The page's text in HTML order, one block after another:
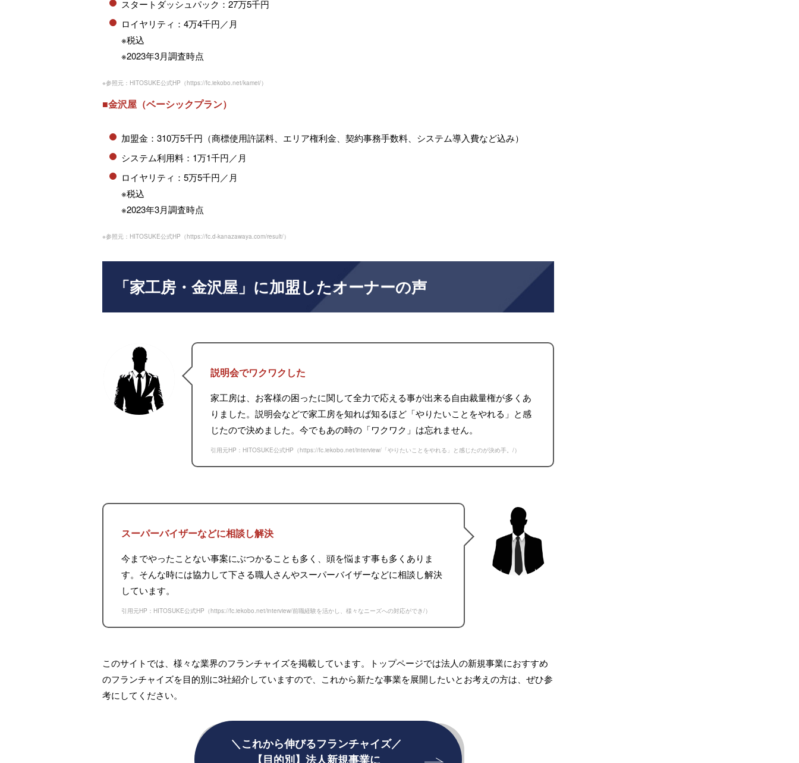
スタートダッシュパック：27万5千円
ロイヤリティ：4万4千円／月
※税込
※2023年3月調査時点
※参照元：HITOSUKE公式HP（https://fc.iekobo.net/kamei/）
■金沢屋（ベーシックプラン）
加盟金：310万5千円（商標使用許諾料、エリア権利金、契約事務手数料、システム導入費など込み）
システム利用料：1万1千円／月
ロイヤリティ：5万5千円／月
※税込
※2023年3月調査時点
※参照元：HITOSUKE公式HP（https://fc.d-kanazawaya.com/result/）
「家工房・金沢屋」に加盟したオーナーの声
説明会でワクワクした
家工房は、お客様の困ったに関して全力で応える事が出来る自由裁量権が多くあ
りました。説明会などで家工房を知れば知るほど「やりたいことをやれる」と感
じたので決めました。今でもあの時の「ワクワク」は忘れません。
引用元HP：HITOSUKE公式HP（https://fc.iekobo.net/interview/「やりたいことをやれる」と感じたのが決め手。/）
スーパーバイザーなどに相談し解決
今までやったことない事案にぶつかることも多く、頭を悩ます事も多くありま
す。そんな時には協力して下さる職人さんやスーパーバイザーなどに相談し解決
しています。
引用元HP：HITOSUKE公式HP（https://fc.iekobo.net/interview/前職経験を活かし、様々なニーズへの対応ができ/）
このサイトでは、様々な業界のフランチャイズを掲載しています。トップページでは法人の新規事業におすすめ
のフランチャイズを目的別に3社紹介していますので、これから新たな事業を展開したいとお考えの方は、ぜひ参
考にしてください。
＼これから伸びるフランチャイズ／
【目的別】法人新規事業に